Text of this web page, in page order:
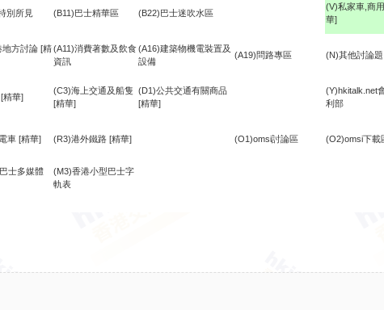
別所見 (B11)巴士精華區 (B22)巴士迷吹水區
(V)私家車,商
華]
地方討論 [精(A11)消費著數及飲食
資訊
(A16)建築物機電裝置及
設備
(A19)問路專區 (N)其他討論題
[精華]
(C3)海上交通及船隻
[精華]
(D1)公共交通有關商品
[精華]
(Y)hkitalk.net
利部
車 [精華] (R3)港外鐵路 [精華] (O1)omsi討論區 (O2)omsi下載
士多媒體
(M3)香港小型巴士字
軌表